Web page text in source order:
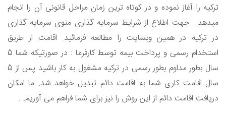
ترکیه را آغاز نموده و در کوتاه ترین زمان مراحل قانونی آن را انجام
میدهد . جهت اطلاع از شرایط سرمایه گذاری منوی سرمایه گذاری
در ترکیه در همین وبسایت را مطالعه فرمائید. اقامت از طریق
استخدام رسمی و پرداخت بیمه توسط کارفرما : در صورتیکه شما 5
سال بطور مداوم بطور رسمی در ترکیه مشغول به کار باشید پس از 5
سال اقامت کاری شما به اقامت دائم تبدیل خواهد شد. ما امکان
دریافت اقامت دائم از این روش را نیز برای شما فراهم می آوریم. .